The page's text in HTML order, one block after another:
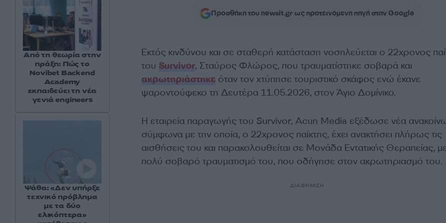
Προσθήκη του newsit.gr ως προτεινόμενη πηγή στην Google
Εκτός κινδύνου και σε σταθερή κατάσταση νοσηλεύεται ο 22χρονος
του Survivor, Σταύρος Φλώρος, που τραυματίστηκε σοβαρά και
ακρωτηριάστηκεόταν τον χτύπησε τουριστικό σκάφος ενώ έκανε
ψαροντούφεκο τη Δευτέρα 11.05.2026, στον Άγιο Δομίνικο.
Η εταιρεία παραγωγής του Survivor, Acun Media εξέδωσε νέα
σύμφωνα με την οποία, ο 22χρονος παίκτης, έχει ανακτήσει πλήρως τις
αισθήσεις του και παρακολουθείται σε Μονάδα Εντατικής Θεραπείας,
πολύ σοβαρό τραυματισμό του, που οδήγησε στον ακρωτηριασμό του.
ΔΙΑΦΗΜΙΣΗ
Από τη θεωρία στην
πράξη: Πώς το
Novibet Backend
Academy
εκπαιδεύει τη νέα
γενιά engineers
Ψάθα: «Δεν υπήρξε
τεχνικό πρόβλημα
με τα δύο
ελικόπτερα»